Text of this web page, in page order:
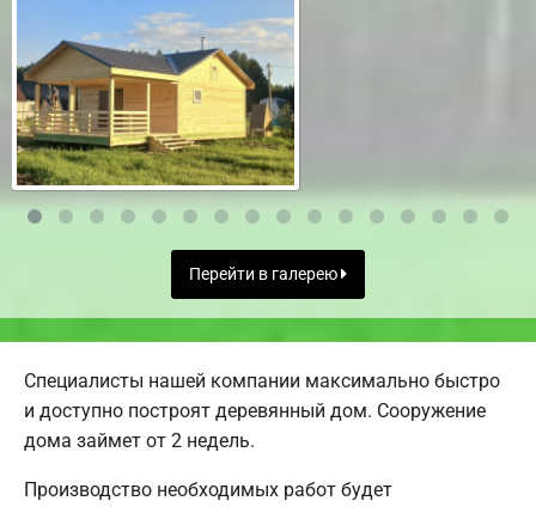
Перейти в галерею
Специалисты нашей компании максимально быстро
и доступно построят деревянный дом. Сооружение
дома займет от 2 недель.
Производство необходимых работ будет